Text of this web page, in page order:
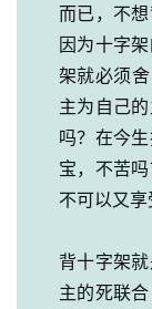
而已，不
因为十字
架就必须
主为自己
吗？在今
宝，不苦
不可以又享
背十字架
主的死联